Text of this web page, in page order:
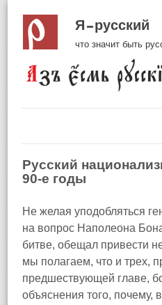
Я русский
что значит быть
Русский
90-е годы
Не желая уподобляться
на вопрос Наполеона
битве, обещал привести
мы полагаем, что и трех,
предшествующей главе,
объяснения того, почему,